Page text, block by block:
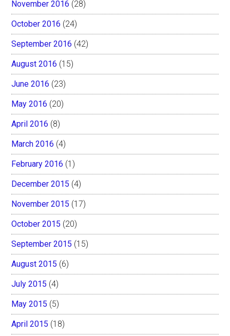
November 2016 (28)
October 2016 (24)
September 2016 (42)
August 2016 (15)
June 2016 (23)
May 2016 (20)
April 2016 (8)
March 2016 (4)
February 2016 (1)
December 2015 (4)
November 2015 (17)
October 2015 (20)
September 2015 (15)
August 2015 (6)
July 2015 (4)
May 2015 (5)
April 2015 (18)